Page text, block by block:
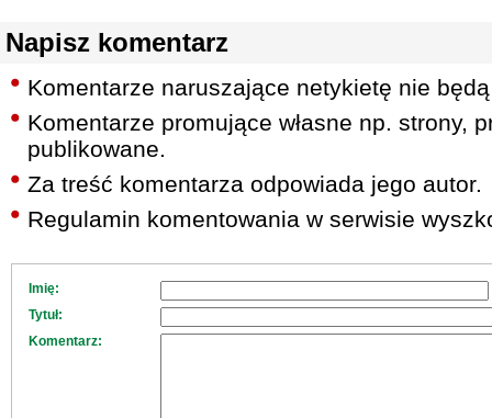
Napisz komentarz
Komentarze naruszające netykietę nie
Komentarze promujące własne np. strony,
publikowane.
Za treść komentarza odpowiada jego autor.
Regulamin komentowania w serwisie
Imię:
Tytuł:
Komentarz: